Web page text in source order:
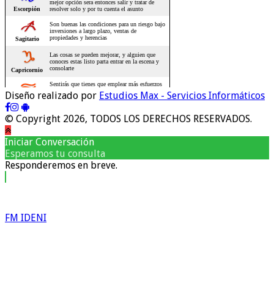
Diseño realizado por Estudios Max - Servicios Informáticos
© Copyright 2026, TODOS LOS DERECHOS RESERVADOS.
Iniciar Conversación
Esperamos tu consulta
Responderemos en breve.
FM IDENI